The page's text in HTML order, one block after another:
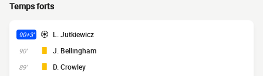
Temps forts
90+3' L. Jutkiewicz
90' J. Bellingham
89' D. Crowley